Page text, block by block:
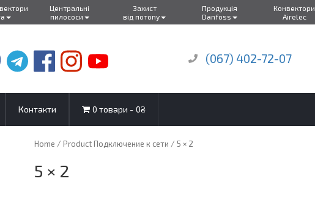
(067) 402-72-07
Контакти 0 товари 0₴
Home / Product Подключение к сети / 5 × 2
5 × 2
Центральні
пилососи
Захист
від потопу
Продукція
Danfoss
Конвектори
Airelec